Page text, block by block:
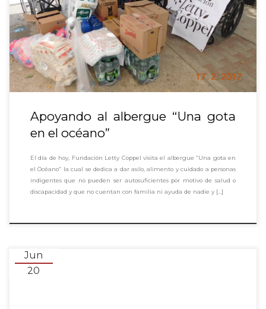
Apoyando al albergue “Una gota
en el océano”
El día de hoy, Fundación Letty Coppel visita el albergue “Una gota en
el Océano” la cual se dedica a dar asilo, alimento y cuidado a personas
indigentes que no pueden ser autosuficientes por motivo de salud o
discapacidad y que no cuentan con familia ni ayuda de nadie y […]
Jun
20